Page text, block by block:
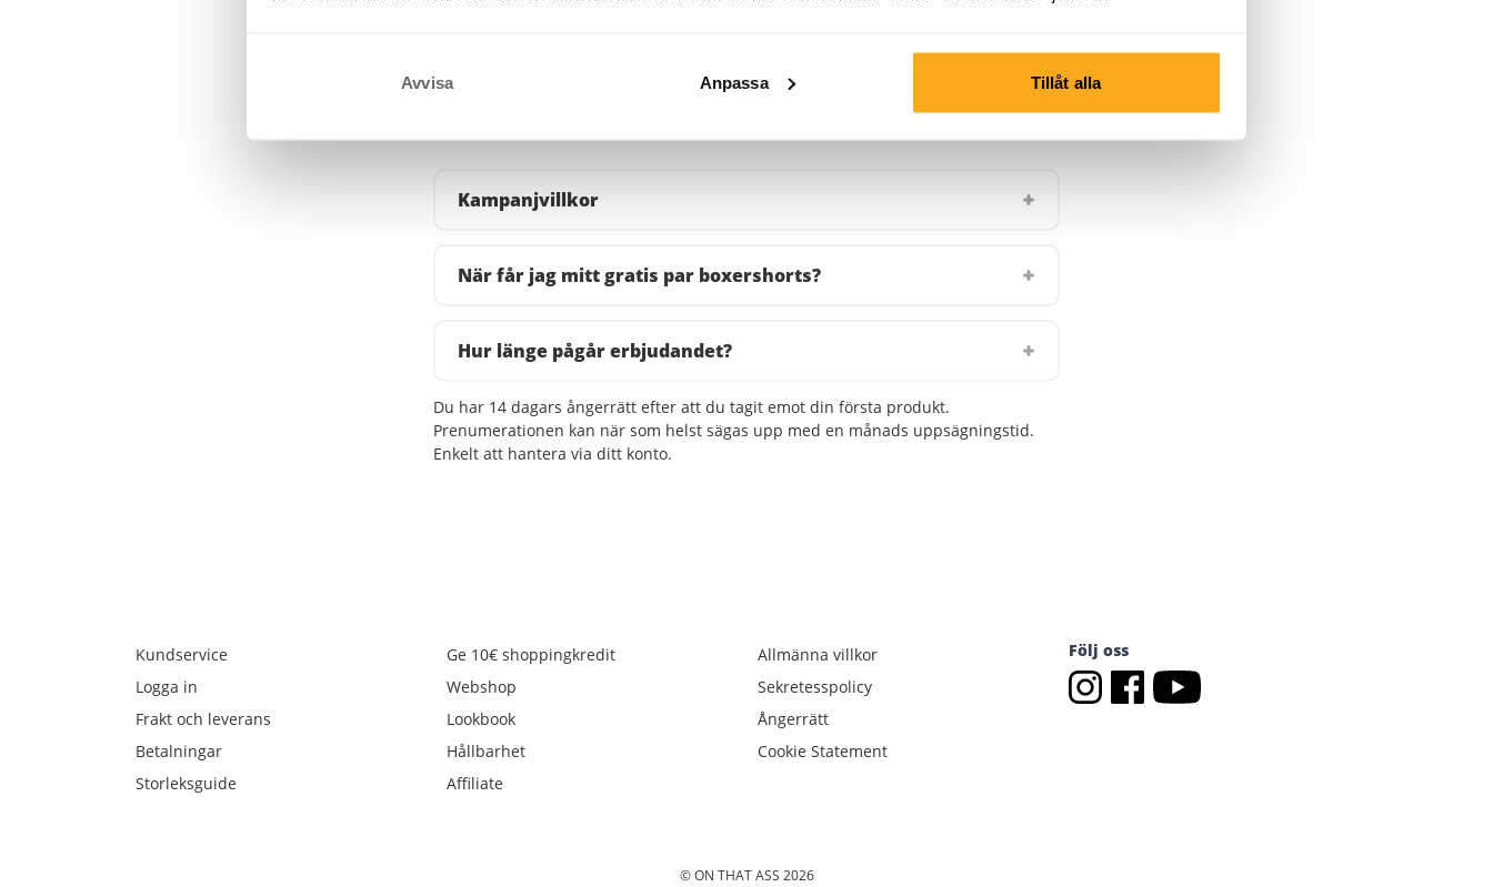
Avvisa Anpassa Tillåt alla
Kampanjvillkor
När får jag mitt gratis par boxershorts?
Hur länge pågår erbjudandet?
Du har 14 dagars ångerrätt efter att du tagit emot din första produkt.
Prenumerationen kan när som helst sägas upp med en månads uppsägningstid.
Enkelt att hantera via ditt konto.
Kundservice
Logga in
Frakt och leverans
Betalningar
Storleksguide
Ge 10€ shoppingkredit
Webshop
Lookbook
Hållbarhet
Affiliate
Allmänna villkor
Sekretesspolicy
Ångerrätt
Cookie Statement
Följ oss
© ON THAT ASS 2026